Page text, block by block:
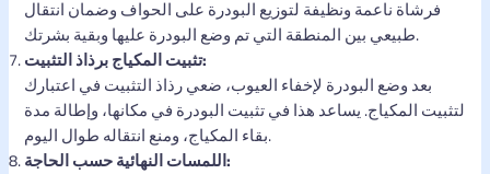
فرشاة ناعمة ونظيفة لتوزيع البودرة على الحواف وضمان انتقال
طبيعي بين المنطقة التي تم وضع البودرة عليها وبقية بشرتك.
تثبيت المكياج برذاذ التثبيت:
بعد وضع البودرة لإخفاء العيوب، ضعي رذاذ التثبيت في اعتبارك
لتثبيت المكياج. يساعد هذا في تثبيت البودرة في مكانها، وإطالة مدة
بقاء المكياج، ومنع انتقاله طوال اليوم.
اللمسات النهائية حسب الحاجة: